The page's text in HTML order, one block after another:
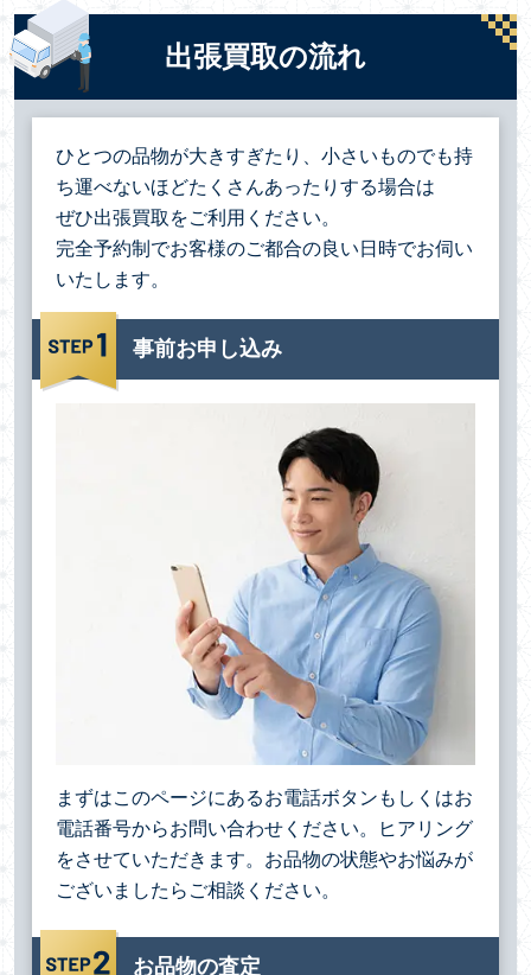
出張買取の流れ
ひとつの品物が大きすぎたり、小さいものでも持
ち運べないほどたくさんあったりする場合は
ぜひ出張買取をご利用ください。
完全予約制でお客様のご都合の良い日時でお伺い
いたします。
事前お申し込み
まずはこのページにあるお電話ボタンもしくはお
電話番号からお問い合わせください。ヒアリング
をさせていただきます。お品物の状態やお悩みが
ございましたらご相談ください。
お品物の査定